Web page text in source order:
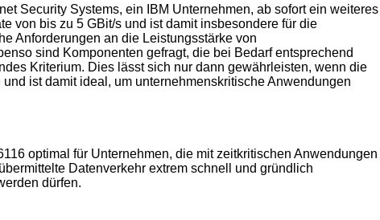
Security Systems, ein IBM Unternehmen, ab sofort ein weiteres
von bis zu 5 GBit/s und ist damit insbesondere für die
Anforderungen an die Leistungsstärke von
sind Komponenten gefragt, die bei Bedarf entsprechend
Kriterium. Dies lässt sich nur dann gewährleisten, wenn die
ist damit ideal, um unternehmenskritische Anwendungen
optimal für Unternehmen, die mit zeitkritischen Anwendungen
Datenverkehr extrem schnell und gründlich
dürfen.